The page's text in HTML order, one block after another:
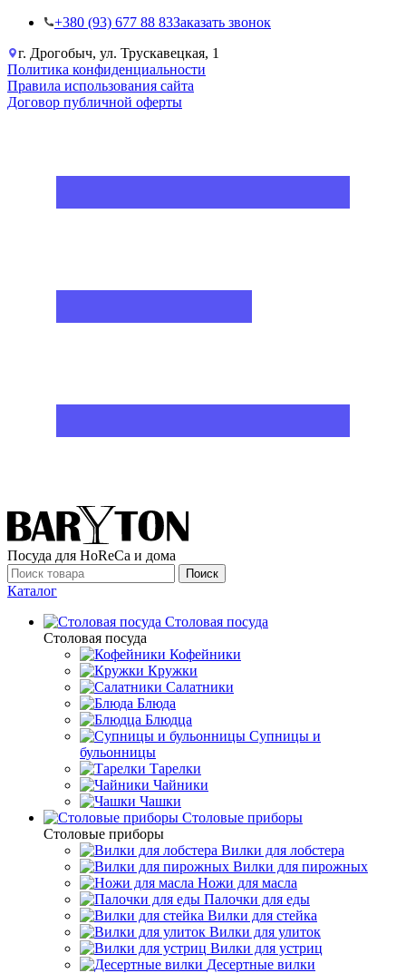
+38‎0 (93) 677 88 83Заказать звонок
г. Дрогобыч, ул. Трускавецкая, 1
Политика конфиденциальности
Правила использования сайта
Договор публичной оферты
Посуда для HoReCa и дома
Поиск
Каталог
Столовая посуда
Столовая посуда
Кофейники
Кружки
Салатники
Блюда
Блюдца
Супницы и
бульонницы
Тарелки
Чайники
Чашки
Cтоловые приборы
Cтоловые приборы
Вилки для лобстера
Вилки для пирожных
Ножи для масла
Палочки для еды
Вилки для стейка
Вилки для улиток
Вилки для устриц
Десертные вилки